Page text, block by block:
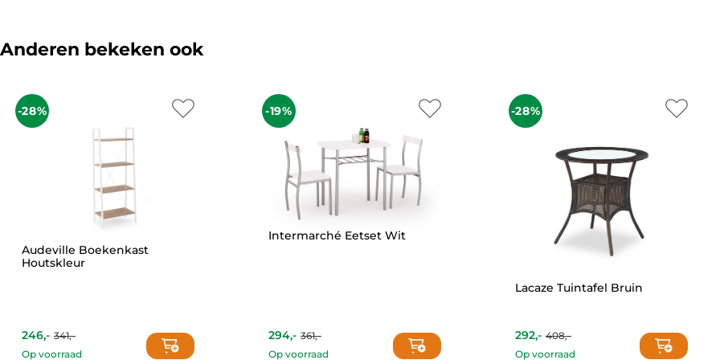
Anderen bekeken ook
-28%
Audeville Boekenkast
Houtskleur
246,-
Current
price
341,-
Original
price
Op voorraad
-19%
Intermarché Eetset Wit
294,-
Current
price
361,-
Original
price
Op voorraad
-28%
Lacaze Tuintafel Bruin
292,-
Current
price
408,-
Original
price
Op voorraad